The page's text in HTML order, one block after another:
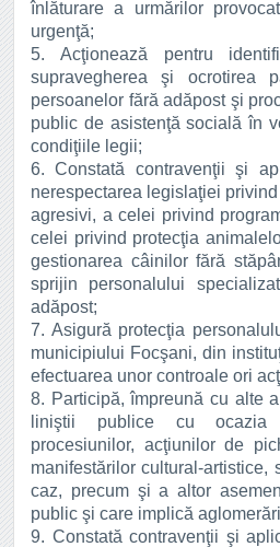
înlăturare a urmărilor
urgenţă;
5. Acţionează pentru
supravegherea şi ocrotirea
persoanelor fără adăpost şi
public de asistenţă socială în
condiţiile legii;
6. Constată contravenţii şi
nerespectarea legislaţiei
agresivi, a celei privind
celei privind protecţia
gestionarea câinilor fără
sprijin personalului
adăpost;
7. Asigură protecţia
municipiului Focşani, din
efectuarea unor controale ori
8. Participă, împreună cu alte
liniştii publice cu ocazia
procesiunilor, acţiunilor de
manifestărilor cultural-artistice,
caz, precum şi a altor
public şi care implică
9. Constată contravenţii şi